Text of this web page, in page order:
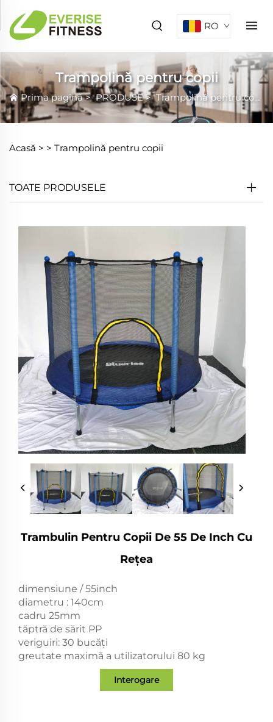
RO
Trampolină pentru copii
Prima pagină>PRODUSE>Trampolină pentru copii
Acasă > > Trampolină pentru copii
TOATE PRODUSELE
Trambulin Pentru Copii De 55 De Inch Cu
Rețea
dimensiune / 55inch
diametru : 140cm
cadru 25mm
tăptră de sărit PP
veriguiri: 30 bucăți
greutate maximă a utilizatorului 80 kg
Interogare